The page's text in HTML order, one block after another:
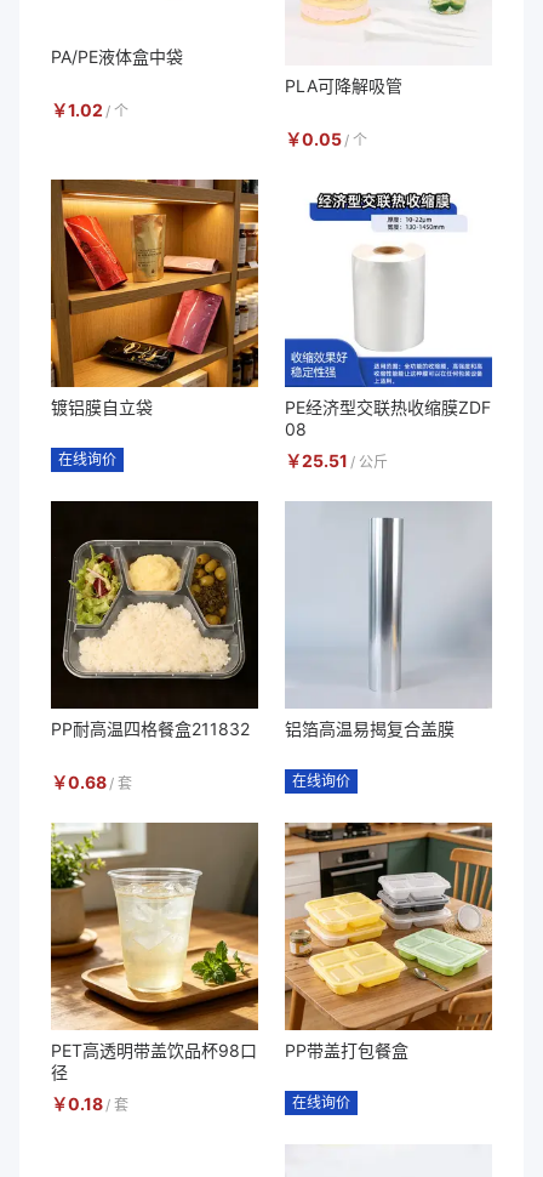
PA/PE液体盒中袋
￥1.02 / 个
PLA可降解吸管
￥0.05 / 个
镀铝膜自立袋
在线询价
PE经济型交联热收缩膜ZDF
08
￥25.51 / 公斤
PP耐高温四格餐盒211832
￥0.68 / 套
铝箔高温易揭复合盖膜
在线询价
PET高透明带盖饮品杯98口
径
￥0.18 / 套
PP带盖打包餐盒
在线询价